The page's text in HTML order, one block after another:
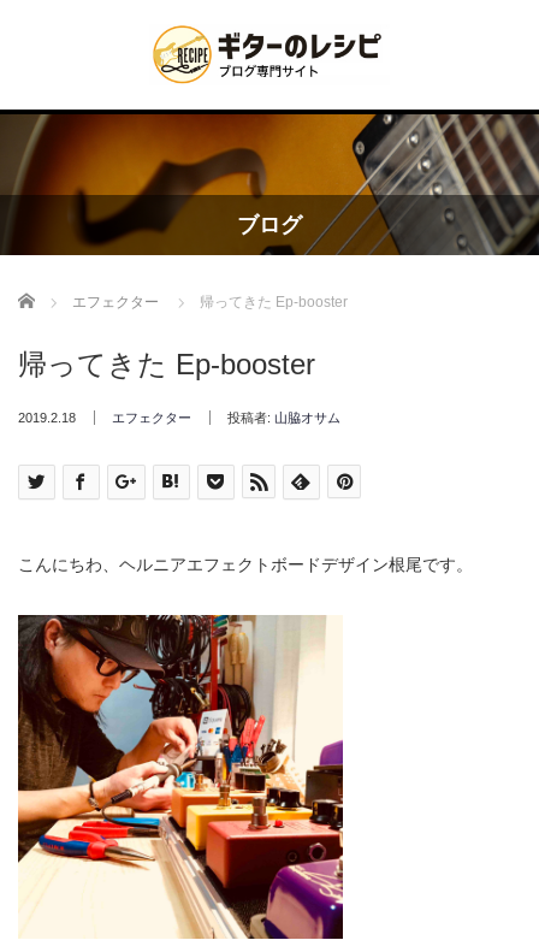
ブログ
Home エフェクター 帰ってきた Ep-booster
帰ってきた Ep-booster
2019.2.18 エフェクター 投稿者: 山脇オサム
こんにちわ、ヘルニアエフェクトボードデザイン根尾です。